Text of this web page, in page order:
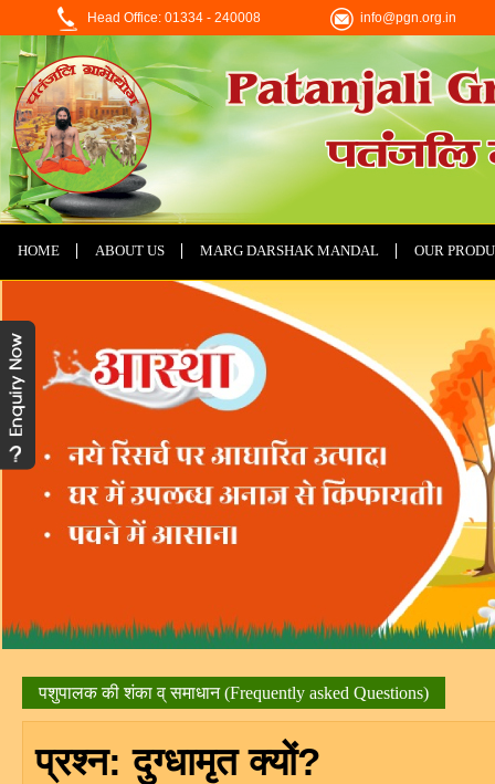
Head Office: 01334 - 240008 info@pgn.org.in
HOME ABOUT US MARG DARSHAK MANDAL OUR
पशुपालक की शंका व् समाधान (Frequently asked Questions)
प्रश्न: दुग्धामृत क्यों?